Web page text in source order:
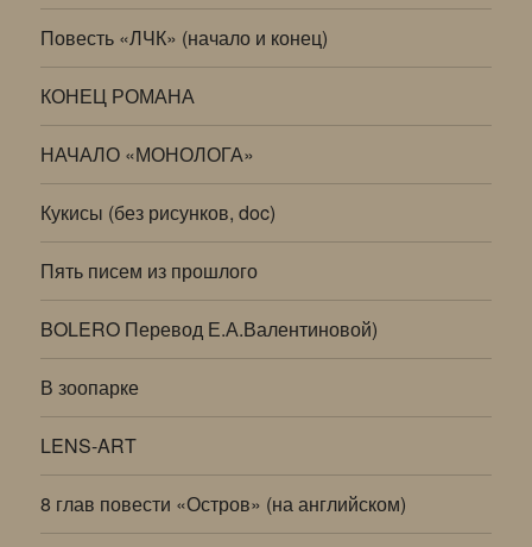
Повесть «ЛЧК» (начало и конец)
КОНЕЦ РОМАНА
НАЧАЛО «МОНОЛОГА»
Кукисы (без рисунков, doc)
Пять писем из прошлого
BOLERO Перевод Е.А.Валентиновой)
В зоопарке
LENS-ART
8 глав повести «Остров» (на английском)